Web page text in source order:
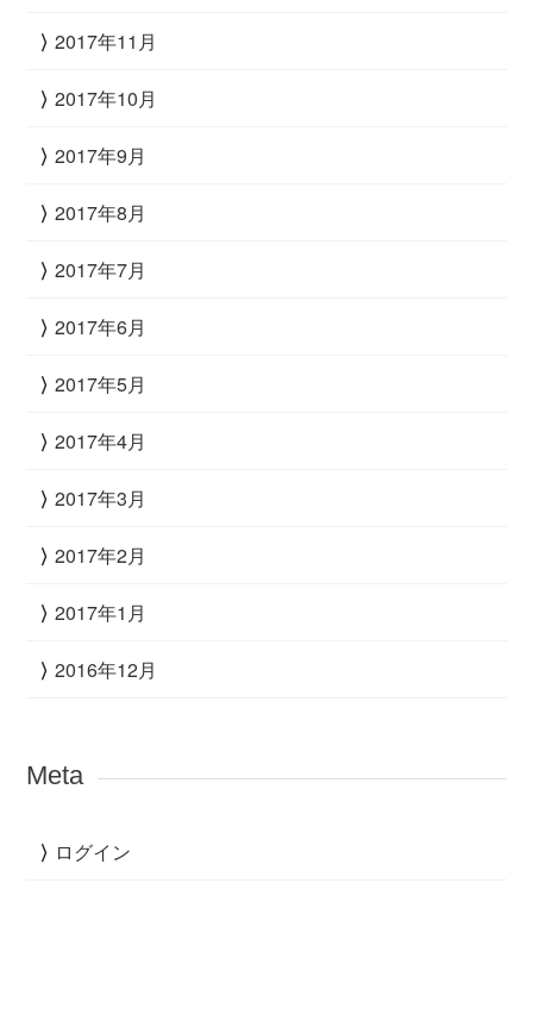
2017年11月
2017年10月
2017年9月
2017年8月
2017年7月
2017年6月
2017年5月
2017年4月
2017年3月
2017年2月
2017年1月
2016年12月
Meta
ログイン